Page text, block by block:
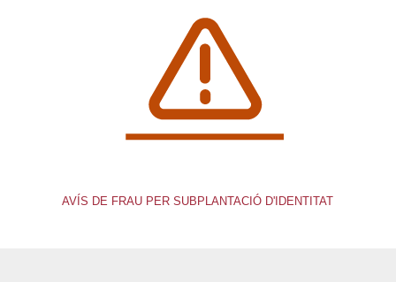
AVÍS DE FRAU PER SUBPLANTACIÓ D'IDENTITAT